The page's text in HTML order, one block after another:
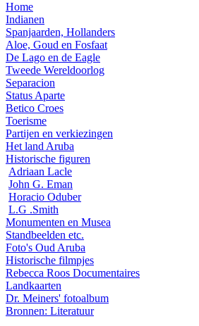
Home
Indianen
Spanjaarden, Hollanders
Aloe, Goud en Fosfaat
De Lago en de Eagle
Tweede Wereldoorlog
Separacion
Status Aparte
Betico Croes
Toerisme
Partijen en verkiezingen
Het land Aruba
Historische figuren
Adriaan Lacle
John G. Eman
Horacio Oduber
L.G .Smith
Monumenten en Musea
Standbeelden etc.
Foto's Oud Aruba
Historische filmpjes
Rebecca Roos Documentaires
Landkaarten
Dr. Meiners' fotoalbum
Bronnen: Literatuur